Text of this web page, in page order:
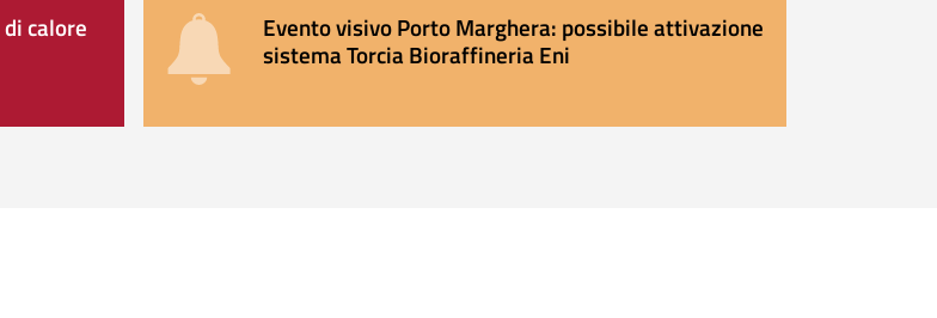
calore Evento visivo Porto Marghera: possibile attivazione
sistema Torcia Bioraffineria Eni